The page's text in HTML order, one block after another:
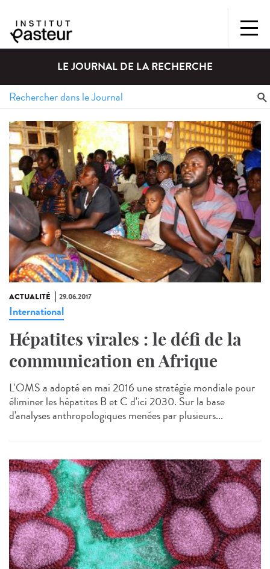
LE JOURNAL DE LA RECHERCHE
ACTUALITÉ 29.06.2017
International
Hépatites virales : le défi de la
communication en Afrique
L'OMS a adopté en mai 2016 une stratégie mondiale pour
éliminer les hépatites B et C d'ici 2030. Sur la base
d'analyses anthropologiques menées par plusieurs...